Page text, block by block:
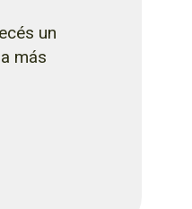
un
más